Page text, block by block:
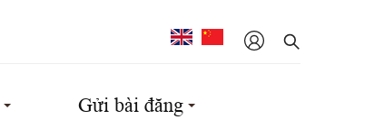
Gửi bài đăng